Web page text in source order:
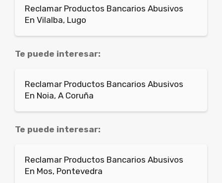
Reclamar Productos Bancarios Abusivos
En Vilalba, Lugo
Te puede interesar:
Reclamar Productos Bancarios Abusivos
En Noia, A Coruña
Te puede interesar:
Reclamar Productos Bancarios Abusivos
En Mos, Pontevedra